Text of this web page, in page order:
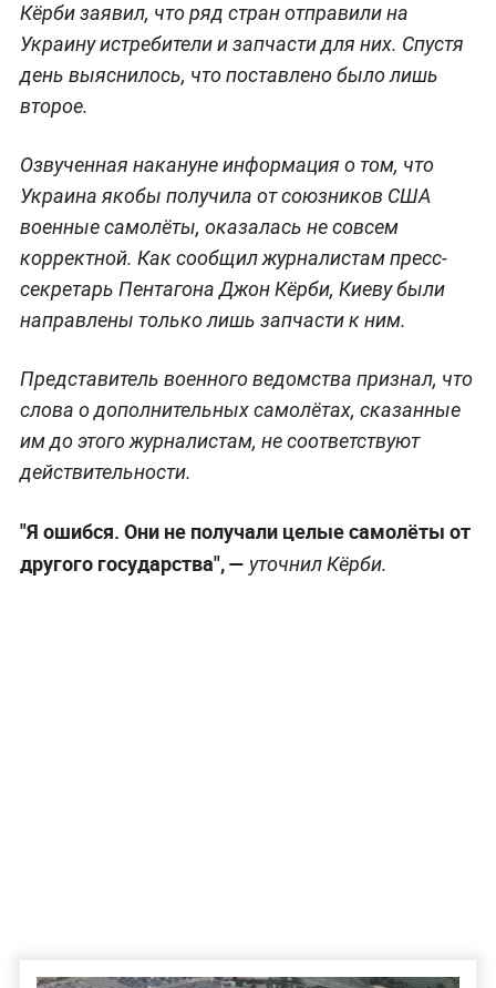
Кёрби заявил, что ряд стран отправили на
Украину истребители и запчасти для них. Спустя
день выяснилось, что поставлено было лишь
второе.
Озвученная накануне информация о том, что
Украина якобы получила от союзников США
военные самолёты, оказалась не совсем
корректной. Как сообщил журналистам пресс-
секретарь Пентагона Джон Кёрби, Киеву были
направлены только лишь запчасти к ним.
Представитель военного ведомства признал, что
слова о дополнительных самолётах, сказанные
им до этого журналистам, не соответствуют
действительности.
"Я ошибся. Они не получали целые самолёты от
другого государства", — уточнил Кёрби.